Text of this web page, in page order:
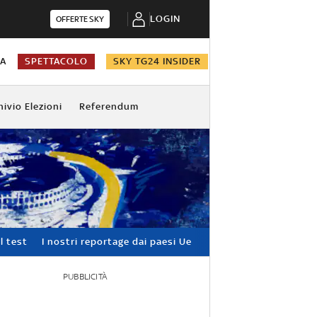
OFFERTE SKY LOGIN
SPETTACOLO SKY TG24 INSIDER
Elezioni Referendum
test I nostri reportage dai paesi Ue
PUBBLICITÀ